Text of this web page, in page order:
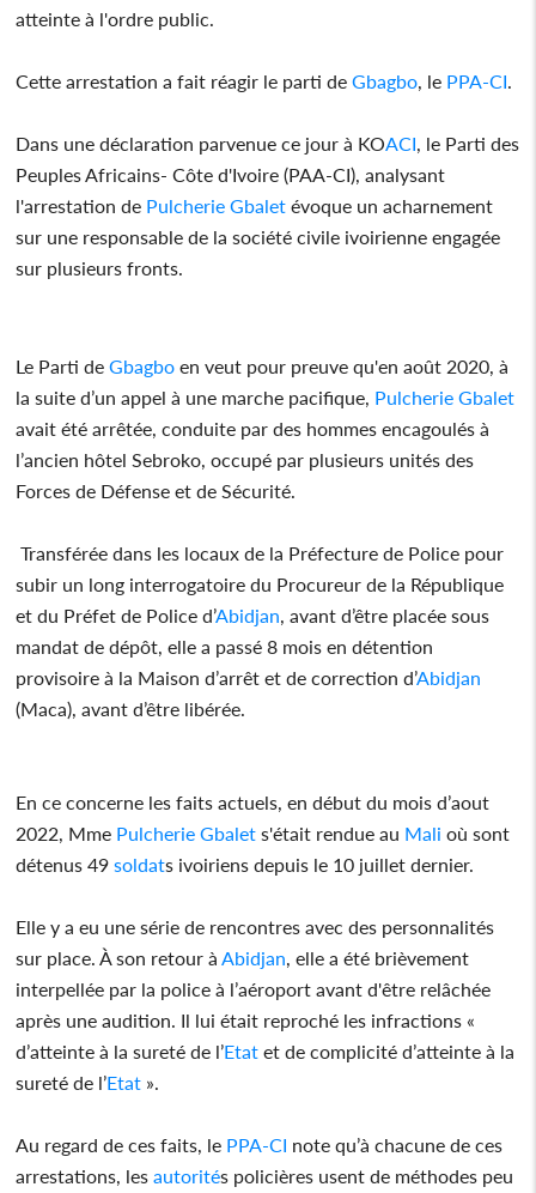
atteinte à l'ordre public.
Cette arrestation a fait réagir le parti deGbagbo, le PPA-CI.
Dans une déclaration parvenue ce jour à KOACI, le Parti des
Peuples Africains- Côte d'Ivoire (PAA-CI), analysant
l'arrestation de Pulcherie Gbalet évoque un acharnement
sur une responsable de la société civile ivoirienne engagée
sur plusieurs fronts.
Le Parti deGbagbo en veut pour preuve qu'en août 2020, à
la suite d’un appel à une marche pacifique, Pulcherie Gbalet
avait été arrêtée, conduite par des hommes encagoulés à
l’ancien hôtel Sebroko, occupé par plusieurs unités des
Forces de Défense et de Sécurité.
Transférée dans les locaux de la Préfecture de Police pour
subir un long interrogatoire du Procureur de la République
et du Préfet de Police d’Abidjan, avant d’être placée sous
mandat de dépôt, elle a passé 8 mois en détention
provisoire à la Maison d’arrêt et de correction d’Abidjan
(Maca), avant d’être libérée.
En ce concerne les faits actuels, en début du mois d’aout
2022, Mme Pulcherie Gbalet s'était rendue au Mali où sont
détenus 49soldats ivoiriens depuis le 10 juillet dernier.
Elle y a eu une série de rencontres avec des personnalités
sur place. À son retour àAbidjan, elle a été brièvement
interpellée par la police à l’aéroport avant d'être relâchée
après une audition. Il lui était reproché les infractions «
d’atteinte à la sureté de l’Etat et de complicité d’atteinte à la
sureté de l’Etat ».
Au regard de ces faits, le PPA-CI note qu’à chacune de ces
arrestations, lesautorités policières usent de méthodes peu